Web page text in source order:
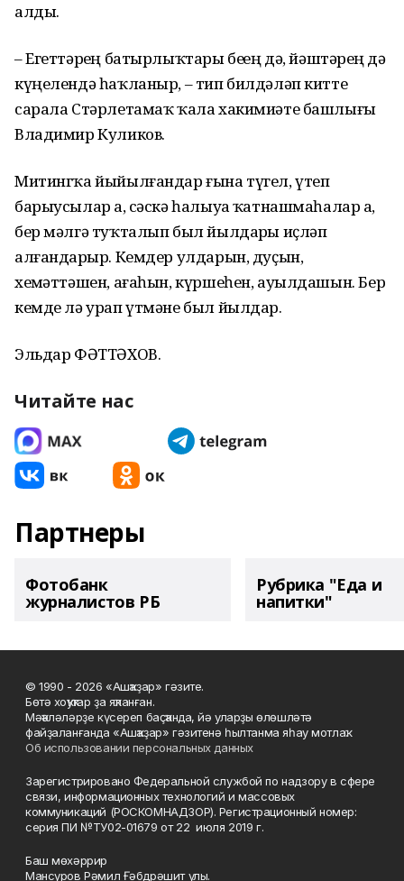
алды.
– Егеттәрҙең батырлыҡтары беҙҙең дә, йәштәрҙең дә
күңелендә һаҡланыр, – тип билдәләп китте
сарала Стәрлетамаҡ ҡала хакимиәте башлығы
Владимир Куликов.
Митингҡа йыйылғандар ғына түгел, үтеп
барыусылар ҙа, сәскә һалыуҙа ҡатнашмаһалар ҙа,
бер мәлгә туҡталып был йылдарҙы иҫләп
алғандарҙыр. Кемдер улдарын, дуҫын,
хеҙмәттәшен, ағаһын, күршеһен, ауылдашын. Бер
кемде лә урап үтмәне был йылдар.
Эльдар ФӘТТӘХОВ.
Читайте нас
Партнеры
Фотобанк
журналистов РБ
Рубрика "Еда и
напитки"
© 1990 - 2026 «Ашҡаҙар» гәзите.
Бөтә хоҡуҡтар ҙа яҡланған.
Мәҡәләләрҙе күсереп баҫҡанда, йә уларҙы өлөшләтә
файҙаланғанда «Ашҡаҙар» гәзитенә һылтанма яһау мотлаҡ.
Об использовании персональных данных
Зарегистрировано Федеральной службой по надзору в сфере
связи, информационных технологий и массовых
коммуникаций (РОСКОМНАДЗОР). Регистрационный номер:
серия ПИ №ТУ02-01679 от 22 июля 2019 г.
Баш мөхәррир
Мансуров Рәмил Ғәбдрәшит улы.